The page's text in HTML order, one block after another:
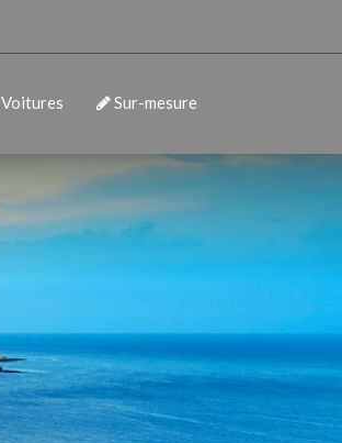
Voitures Sur-mesure